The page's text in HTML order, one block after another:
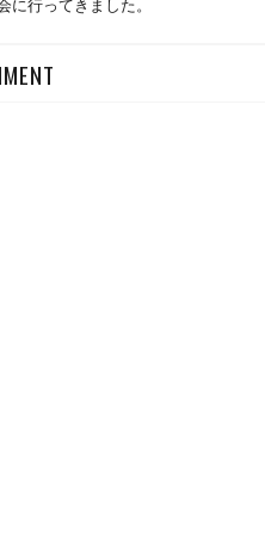
に行ってきました。